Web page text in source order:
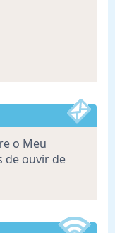
o Meu
de ouvir de